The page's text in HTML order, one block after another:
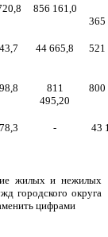
856 161,0
365
44 665,8 521
811
495,20
800
- 43
жилых и нежилых
городского округа
цифрами